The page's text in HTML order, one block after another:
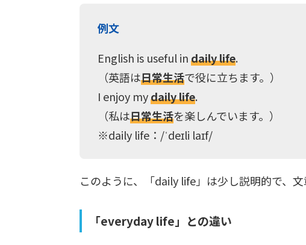
例文
English is useful indaily life.
（英語は日常生活で役に立ちます。）
I enjoy mydaily life.
（私は日常生活を楽しんでいます。）
※daily life：/ˈdeɪli laɪf/
このように、「daily life」は少し説明的で、
「everyday life」との違い